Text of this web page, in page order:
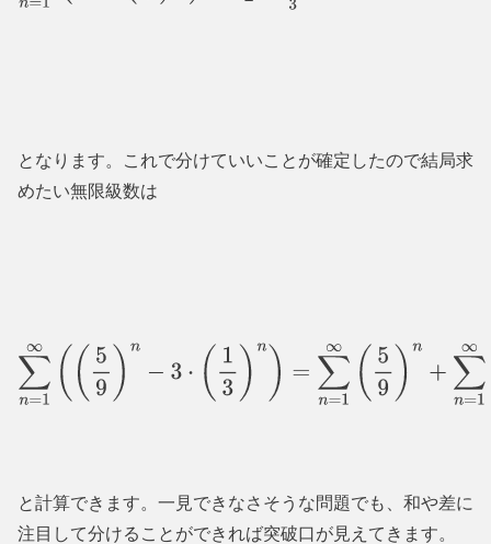
となります。これで分けていいことが確定したので結局求
めたい無限級数は
∑n = 1 ∞( 59 )n 3⋅( 13) n =∑ n ∞ (59 )n +∑n =1 ∞ 3⋅ 13 )n
と計算できます。一見できなさそうな問題でも、和や差に
注目して分けることができれば突破口が見えてきます。